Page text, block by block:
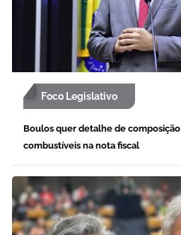
Foco Legislativo
Boulos quer detalhe de
combustíveis na nota fiscal